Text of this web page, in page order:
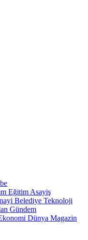
Eğitim Asayiş
Belediye Teknoloji
Gündem
Dünya Magazin